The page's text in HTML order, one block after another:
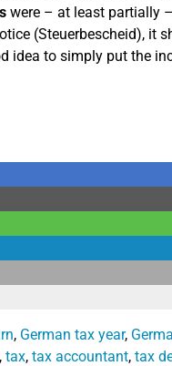
were – at least partially
(Steuerbescheid), it
idea to simply put the
, German tax year,
, tax, tax accountant, tax